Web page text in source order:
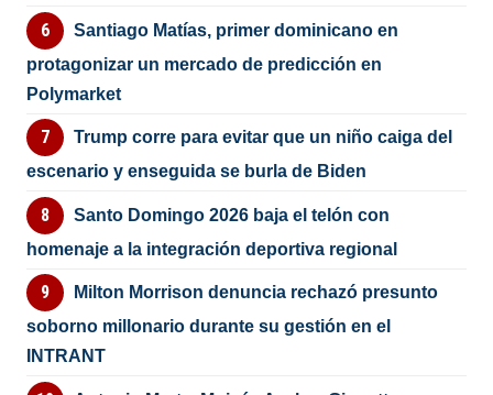
Santiago Matías, primer dominicano en
protagonizar un mercado de predicción en
Polymarket
Trump corre para evitar que un niño caiga del
escenario y enseguida se burla de Biden
Santo Domingo 2026 baja el telón con
homenaje a la integración deportiva regional
Milton Morrison denuncia rechazó presunto
soborno millonario durante su gestión en el
INTRANT